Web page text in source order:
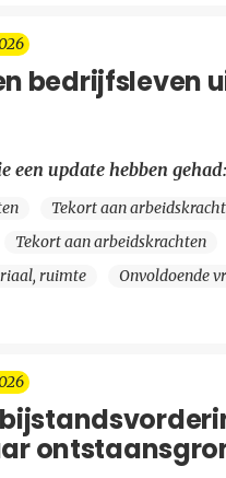
bedrijfsleven
een update hebben gehad:
Tekort aan
Tekort aan arbeidskrachten
ruimte
Onvoldoende